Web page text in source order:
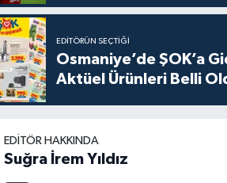
EDITÖRÜN SEÇTIĞI
Osmaniye’de ŞOK’a
Aktüel Ürünleri Belli
EDITÖR HAKKINDA
Suğra İrem Yıldız